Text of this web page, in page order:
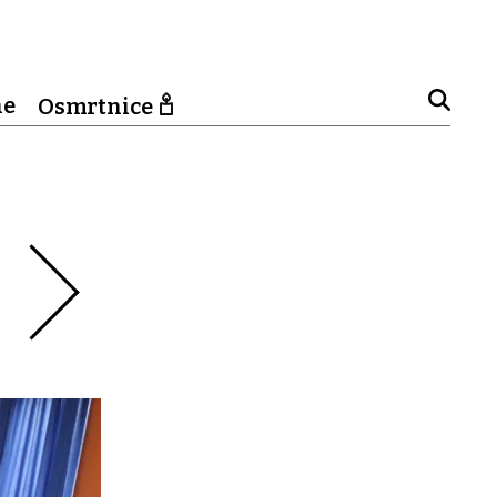
Osmrtnice